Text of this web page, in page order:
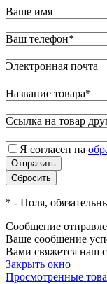
Ваше имя
Ваш телефон*
Электронная почта
Название товара*
Ссылка на товар
Я согласен на
* - Поля,
Сообщение
Ваше сообщение
Вами свяжется наш
Закрыть окно
Просмотренные